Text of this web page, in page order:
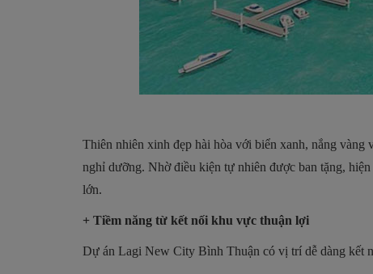
Thiên nhiên xinh đẹp hài hòa với biển xanh, nắng vàng
nghỉ dưỡng. Nhờ điều kiện tự nhiên được ban tặng,
lớn.
+ Tiềm năng từ kết nối khu vực thuận lợi
Dự án Lagi New City Bình Thuận có vị trí dễ dàng kết